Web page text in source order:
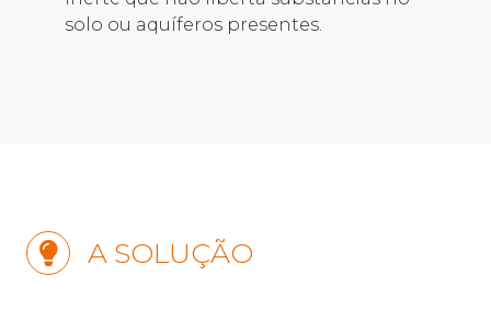
solo ou aquíferos presentes.
A SOLUÇÃO